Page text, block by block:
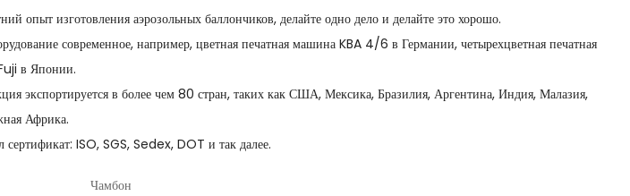
опыт изготовления аэрозольных баллончиков, делайте одно дело и делайте это хорошо.
современное, например, цветная печатная машина KBA 4/6 в Германии, четырехцветная печатная
в Японии.
экспортируется в более чем 80 стран, таких как США, Мексика, Бразилия, Аргентина, Индия, Малазия,
Африка.
ISO, SGS, Sedex, DOT и так далее.
Чамбон